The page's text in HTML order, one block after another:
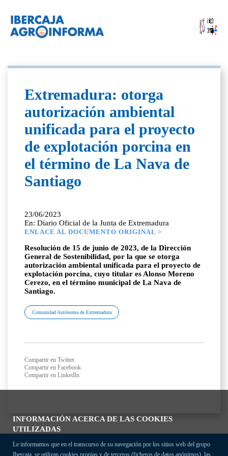
INFORMACIÓN ACERCA DE LAS COOKIES
UTILIZADAS
Le informamos que en el transcurso de su navegación por los sitios web del grupo
Ibercaja, se utilizan cookies propias y de terceros (ficheros de datos anónimos), las
Extremadura: otorga
autorización ambiental
unificada para el proyecto
de explotación porcina en
el término de La Nava de
Santiago
23/06/2023
En: Diario Oficial de la Junta de Extremadura
ENLACE AL DOCUMENTO ORIGINAL >
Resolución de 15 de junio de 2023, de la Dirección
General de Sostenibilidad, por la que se otorga
autorización ambiental unificada para el proyecto de
explotación porcina, cuyo titular es Alonso Moreno
Cerezo, en el término municipal de La Nava de
Santiago.
Comunidad Autónoma de Extremadura
Compartir en Twitter
Compartir en Facebook
Compartir en LinkedIn